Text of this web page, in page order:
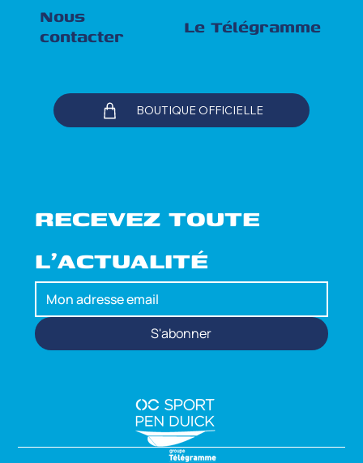
RECEVEZ TOUTE
L'ACTUALITÉ
S'abonner
Le Télégramme
Nous
contacter
BOUTIQUE OFFICIELLE